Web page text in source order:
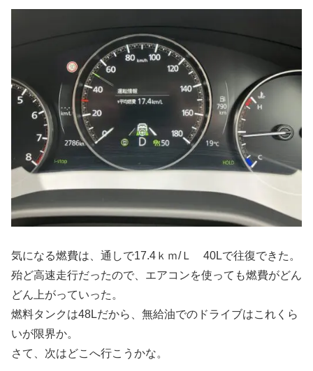
気になる燃費は、通しで17.4ｋｍ/Ｌ 40Lで往復できた。
殆ど高速走行だったので、エアコンを使っても燃費がどん
どん上がっていった。
燃料タンクは48Lだから、無給油でのドライブはこれくら
いが限界か。
さて、次はどこへ行こうかな。